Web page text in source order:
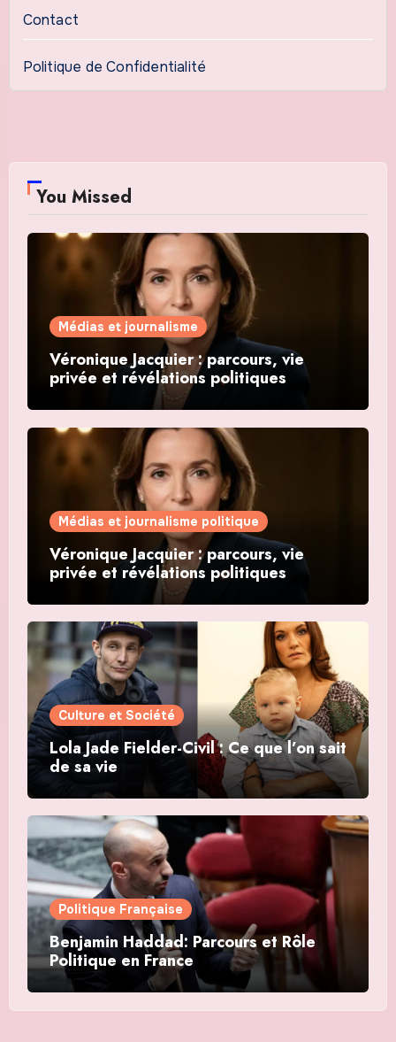
Contact
Politique de Confidentialité
You Missed
Médias et journalisme
Véronique Jacquier : parcours, vie
privée et révélations politiques
Médias et journalisme politique
Véronique Jacquier : parcours, vie
privée et révélations politiques
Culture et Société
Lola Jade Fielder-Civil : Ce que l’on sait
de sa vie
Politique Française
Benjamin Haddad: Parcours et Rôle
Politique en France